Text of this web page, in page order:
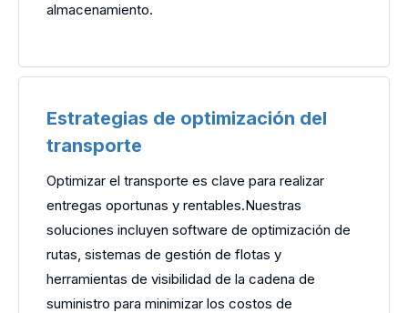
almacenamiento.
Estrategias de optimización del
transporte
Optimizar el transporte es clave para realizar
entregas oportunas y rentables.Nuestras
soluciones incluyen software de optimización de
rutas, sistemas de gestión de flotas y
herramientas de visibilidad de la cadena de
suministro para minimizar los costos de